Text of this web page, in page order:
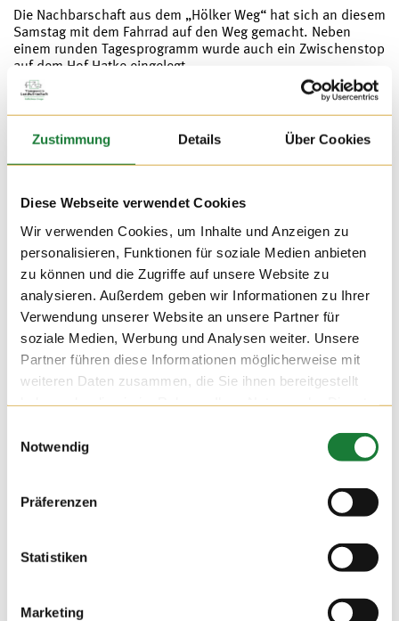
Zustimmung Details Über Cookies
Diese Webseite verwendet Cookies
Wir verwenden Cookies, um Inhalte und Anzeigen zu
personalisieren, Funktionen für soziale Medien anbieten
zu können und die Zugriffe auf unsere Website zu
analysieren. Außerdem geben wir Informationen zu Ihrer
Verwendung unserer Website an unsere Partner für
soziale Medien, Werbung und Analysen weiter. Unsere
Partner führen diese Informationen möglicherweise mit
weiteren Daten zusammen, die Sie ihnen bereitgestellt
Notwendig
Präferenzen
Statistiken
Marketing
Die Nachbarschaft aus dem „Hölker Weg“ hat sich an diesem
Samstag mit dem Fahrrad auf den Weg gemacht. Neben
einem runden Tagesprogramm wurde auch ein Zwischenstop
auf dem Hof Hatke eingelegt.
Heute mussten die Auszubildenden der Goldschmaus
Wofür? Noch wird nichts verraten, doch für Schulkinder wird